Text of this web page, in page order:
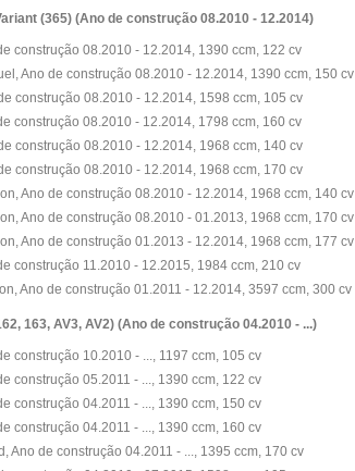
(365) (Ano de construção 08.2010 - 12.2014)
construção 08.2010 - 12.2014, 1390 ccm, 122 cv
Ano de construção 08.2010 - 12.2014, 1390 ccm, 150 cv
construção 08.2010 - 12.2014, 1598 ccm, 105 cv
construção 08.2010 - 12.2014, 1798 ccm, 160 cv
construção 08.2010 - 12.2014, 1968 ccm, 140 cv
construção 08.2010 - 12.2014, 1968 ccm, 170 cv
Ano de construção 08.2010 - 12.2014, 1968 ccm, 140 cv
Ano de construção 08.2010 - 01.2013, 1968 ccm, 170 cv
Ano de construção 01.2013 - 12.2014, 1968 ccm, 177 cv
construção 11.2010 - 12.2015, 1984 ccm, 210 cv
Ano de construção 01.2011 - 12.2014, 3597 ccm, 300 cv
163, AV3, AV2) (Ano de construção 04.2010 - ...)
construção 10.2010 - ..., 1197 ccm, 105 cv
construção 05.2011 - ..., 1390 ccm, 122 cv
construção 04.2011 - ..., 1390 ccm, 150 cv
construção 04.2011 - ..., 1390 ccm, 160 cv
Ano de construção 04.2011 - ..., 1395 ccm, 170 cv